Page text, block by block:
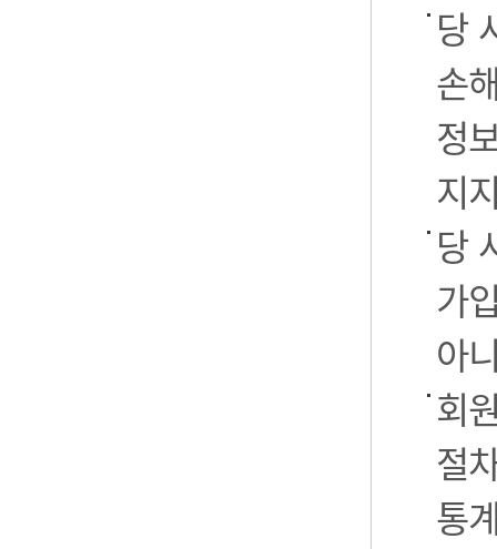
당
손
정
지
당
가
아
회
절
통